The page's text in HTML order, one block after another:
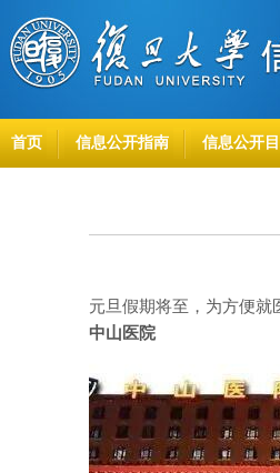
首页 信息公开指南 信息公开
元旦假期将至，为方便就
中山医院